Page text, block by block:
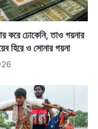
করে ঢোকেনি, তাও গয়নার
হিরে ও সোনার গয়না